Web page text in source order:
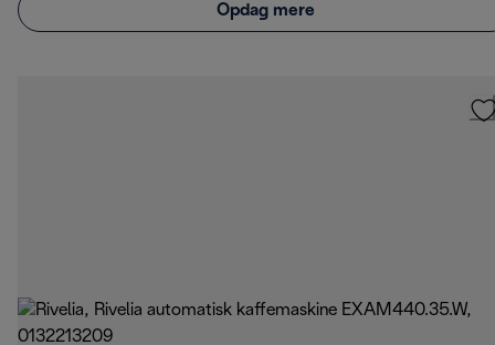
Opdag mere